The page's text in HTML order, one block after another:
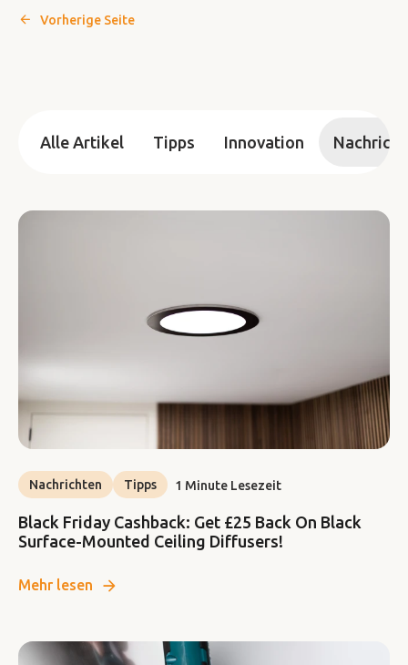
Vorherige Seite
Alle Artikel Tipps Innovation
Nachrichten Tipps 1 Minute Lesezeit
Black Friday Cashback: Get £25 Back On Black
Surface-Mounted Ceiling Diffusers!
Mehr lesen